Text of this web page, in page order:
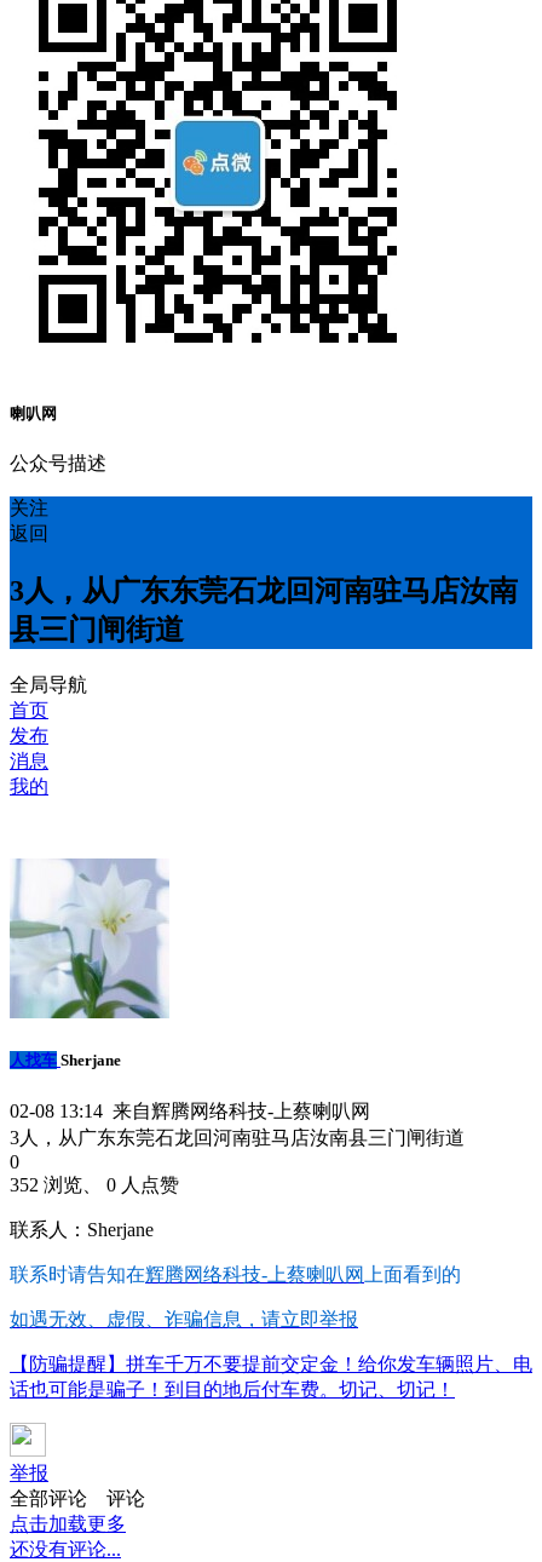
喇叭网
公众号描述
关注
返回
3人，从广东东莞石龙回河南驻马店汝南
县三门闸街道
全局导航
首页
发布
消息
我的
人找车 Sherjane
02-08 13:14 来自辉腾网络科技-上蔡喇叭网
3人，从广东东莞石龙回河南驻马店汝南县三门闸街道
0
352 浏览、 0 人点赞
联系人：Sherjane
联系时请告知在辉腾网络科技-上蔡喇叭网 上面看到的
如遇无效、虚假、诈骗信息，请立即举报
【防骗提醒】拼车千万不要提前交定金！给你发车辆照片、电
话也可能是骗子！到目的地后付车费。切记、切记！
举报
全部评论
评论
点击加载更多
还没有评论...